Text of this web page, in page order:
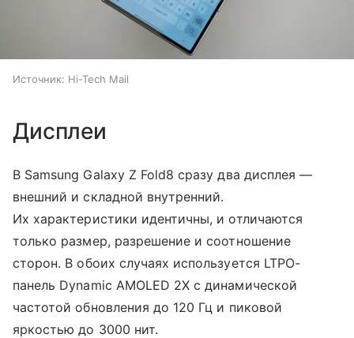
Источник: Hi-Tech Mail
Дисплеи
В Samsung Galaxy Z Fold8 сразу два дисплея —
внешний и складной внутренний.
Их характеристики идентичны, и отличаются
только размер, разрешение и соотношение
сторон. В обоих случаях используется LTPO-
панель Dynamic AMOLED 2X с динамической
частотой обновления до 120 Гц и пиковой
яркостью до 3000 нит.